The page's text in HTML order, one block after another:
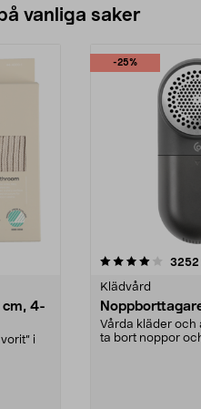
vanliga saker
cm, 4-
i
-25%
3252
Klädvård
Vårda kläder och
ta bort noppor
4.5av 5